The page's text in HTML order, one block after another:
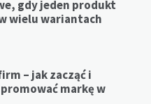
gdy jeden produkt
wielu wariantach
– jak zacząć i
markę w